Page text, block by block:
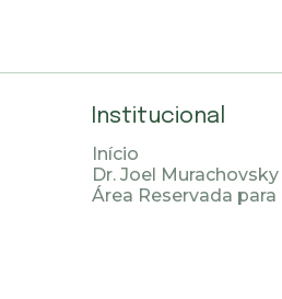
Institucional
Início
Dr. Joel Murachovsky
Área Reservada